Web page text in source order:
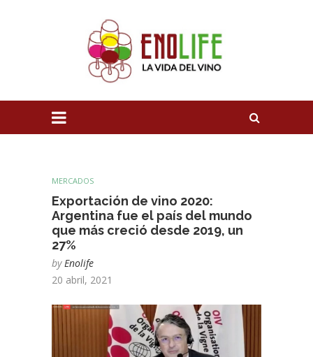
MERCADOS
Exportación de vino 2020:
Argentina fue el país del mundo
que más creció desde 2019, un
27%
by Enolife
20 abril, 2021